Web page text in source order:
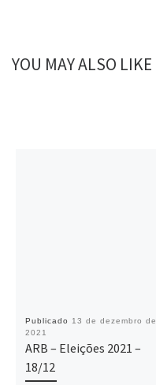
YOU MAY ALSO LIKE
Publicado
13 de dezembro de
2021
ARB – Eleições 2021 –
18/12